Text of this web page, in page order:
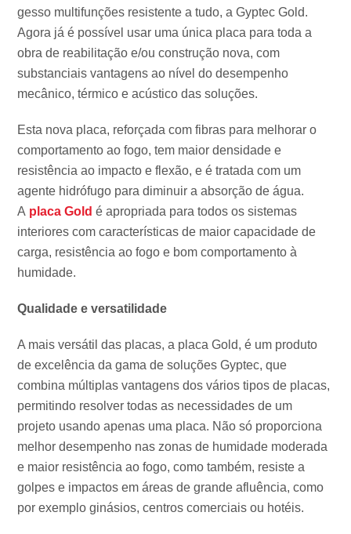
gesso multifunções resistente a tudo, a Gyptec Gold.
Agora já é possível usar uma única placa para toda a
obra de reabilitação e/ou construção nova, com
substanciais vantagens ao nível do desempenho
mecânico, térmico e acústico das soluções.
Esta nova placa, reforçada com fibras para melhorar o
comportamento ao fogo, tem maior densidade e
resistência ao impacto e flexão, e é tratada com um
agente hidrófugo para diminuir a absorção de água.
A placa Gold é apropriada para todos os sistemas
interiores com características de maior capacidade de
carga, resistência ao fogo e bom comportamento à
humidade.
Qualidade e versatilidade
A mais versátil das placas, a placa Gold, é um produto
de excelência da gama de soluções Gyptec, que
combina múltiplas vantagens dos vários tipos de placas,
permitindo resolver todas as necessidades de um
projeto usando apenas uma placa. Não só proporciona
melhor desempenho nas zonas de humidade moderada
e maior resistência ao fogo, como também, resiste a
golpes e impactos em áreas de grande afluência, como
por exemplo ginásios, centros comerciais ou hotéis.